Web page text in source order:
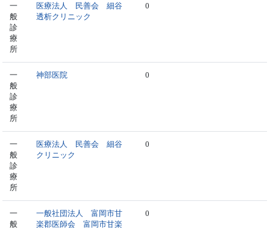
一
般
診
療
所
医療法人 民善会 細谷
透析クリニック
0
一
般
診
療
所
神部医院 0
一
般
診
療
所
医療法人 民善会 細谷
クリニック
0
一
般
一般社団法人 富岡市甘
楽郡医師会 富岡市甘楽
0